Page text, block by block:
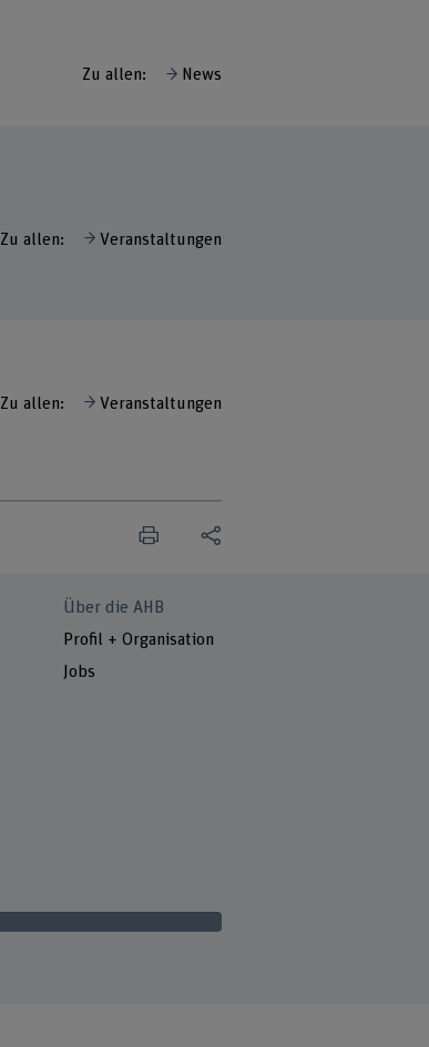
Zu allen: News
Zu allen: Veranstaltungen
Zu allen: Veranstaltungen
Über die AHB
Profil + Organisation
Jobs